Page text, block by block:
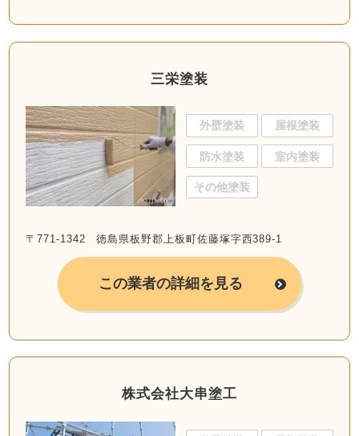
三栄塗装
外壁塗装 屋根塗装
防水塗装 室内塗装
その他塗装
〒771-1342 徳島県板野郡上板町佐藤塚字西389-1
この業者の詳細を見る
株式会社大串塗工